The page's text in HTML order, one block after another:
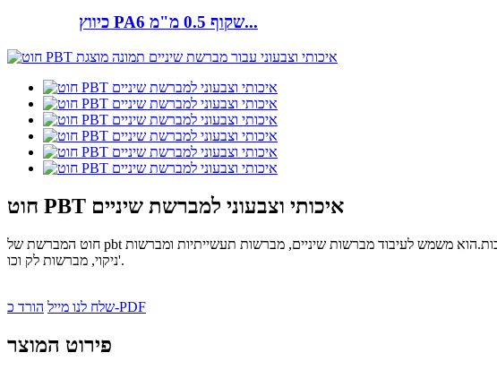
כיווץ PA6 שקוף 0.5 מ"מ...
חוט PBT איכותי וצבעוני למברשת שיניים
חוט המברשת של pbt הוא בעל קשיחות מעולה ועמידות בפני פגיעות, ובגלל עמידות טובה לחומצה וספיגת לחות נמוכה, הוא מתאים לסביבות עבודה רטובות.הוא משמש לעיבוד מברשות שיניים, מברשות תעשייתיות ומברשות
ניקוי, מברשות לק וכו'.
שלח לנו מיילהורד כ-PDF
פירוט המוצר